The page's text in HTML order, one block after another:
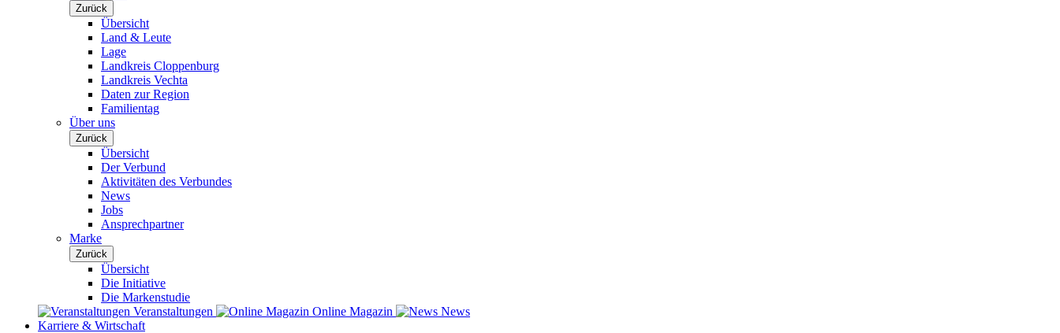
Zurück
Übersicht
Land & Leute
Lage
Landkreis Cloppenburg
Landkreis Vechta
Daten zur Region
Familientag
Über uns
Zurück
Übersicht
Der Verbund
Aktivitäten des Verbundes
News
Jobs
Ansprechpartner
Marke
Zurück
Übersicht
Die Initiative
Die Markenstudie
Veranstaltungen
Online Magazin
News
Karriere & Wirtschaft